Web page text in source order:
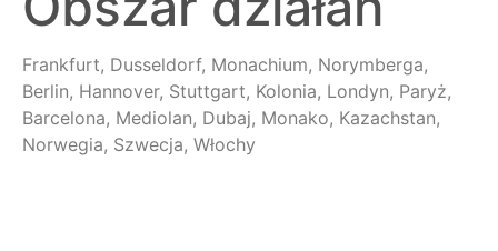
Frankfurt, Dusseldorf, Monachium, Norymberga,
Berlin, Hannover, Stuttgart, Kolonia, Londyn, Paryż,
Barcelona, Mediolan, Dubaj, Monako, Kazachstan,
Norwegia, Szwecja, Włochy